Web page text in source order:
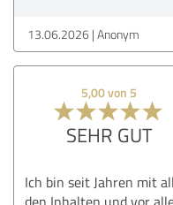
13.06.2026 Anonym
5,00 von 5
SEHR GUT
Ich bin seit Jahren mit